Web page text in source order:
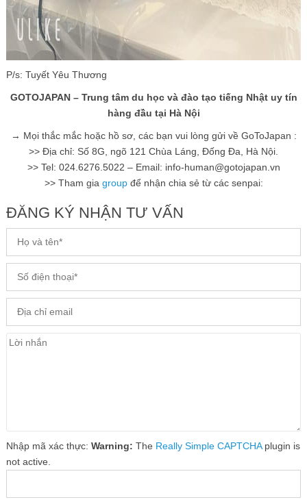
P/s: Tuyết Yêu Thương
GOTOJAPAN – Trung tâm du học và đào tạo tiếng Nhật uy tín
hàng đầu tại Hà Nội
→ Mọi thắc mắc hoặc hồ sơ, các bạn vui lòng gửi về GoToJapan :
>> Địa chỉ: Số 8G, ngõ 121 Chùa Láng, Đống Đa, Hà Nội.
>> Tel: 024.6276.5022 – Email: info-human@gotojapan.vn
>> Tham gia groupđể nhận chia sẻ từ các senpai:
ĐĂNG KÝ NHẬN TƯ VẤN
Nhập mã xác thực: Warning: The Really Simple CAPTCHAplugin is
not active.